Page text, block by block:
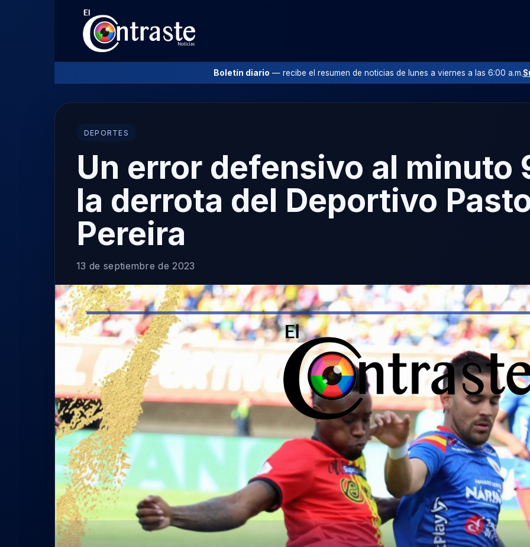
Boletín diario — recibe el resumen de noticias de lunes a viernes a las 6:00 a.m.
DEPORTES
Un error defensivo al minuto
la derrota del Deportivo
Pereira
13 de septiembre de 2023